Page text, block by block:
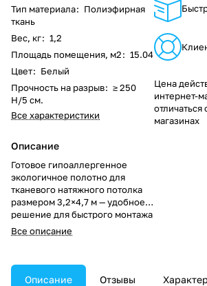
Тип материала: Полиэфирная
ткань
Вес, кг: 1,2
Площадь помещения, м2: 15.04
Цвет: Белый
Прочность на разрыв: ≥ 250
Н/5 см.
Все характеристики
Описание
Готовое гипоаллергенное
экологичное полотно для
тканевого натяжного потолка
размером 3,2×4,7 м — удобное
решение для быстрого монтажа
без нагрева. Обеспечивает
ровную поверхность,
долговечный результат.
Все описание
Цена
интернет-
отличаться
магазинах
Описание Отзывы